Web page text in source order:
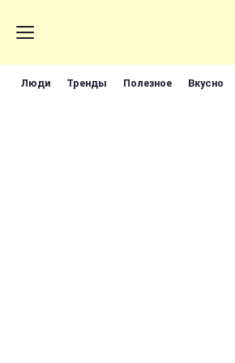
Люди Тренды Полезное Вкусно